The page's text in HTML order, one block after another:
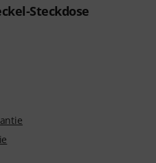
Steckdose